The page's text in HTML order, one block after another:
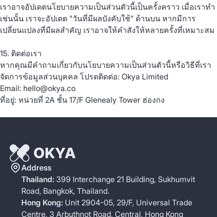
เราอาจอัปเดตนโยบายความเป็นส่วนตัวนี้เป็นครั้งคราว เมื่อเราทำ
เช่นนั้น เราจะอัปเดต "วันที่มีผลบังคับใช้" ด้านบน หากมีการ
เปลี่ยนแปลงที่มีผลสำคัญ เราอาจให้คำสังให้หลายครั้งที่เหมาะสม
15. ติดต่อเรา
หากคุณมีคำถามเกี่ยวกับนโยบายความเป็นส่วนตัวนี้หรือวิธีที่เรา
จัดการข้อมูลส่วนบุคคล โปรดติดต่อ: Okya Limited
Email: hello@okya.co
ที่อยู่: หน่วยที่ 2A ชั้น 17/F Glenealy Tower ฮ่องกง
Address
Thailand: 399 Interchange 21 Building, Sukhumvit
Road, Bangkok, Thailand.
Hong Kong: Unit 2904-05, 29/F, Universal Trade
Centre, 3 Arbuthnot Road, Central, Hong Kong